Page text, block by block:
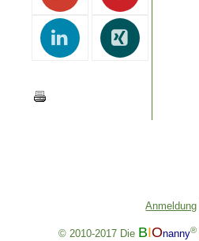
Anmeldung
© 2010-2017 Die BIOnanny®